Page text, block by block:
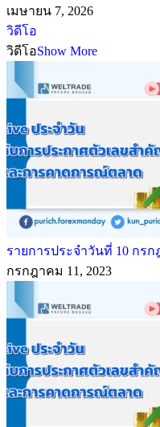
เมษายน 7, 2026
วิดีโอ
วิดีโอShow More
รายการประจำวันที่ 10 กร
กรกฎาคม 11, 2023